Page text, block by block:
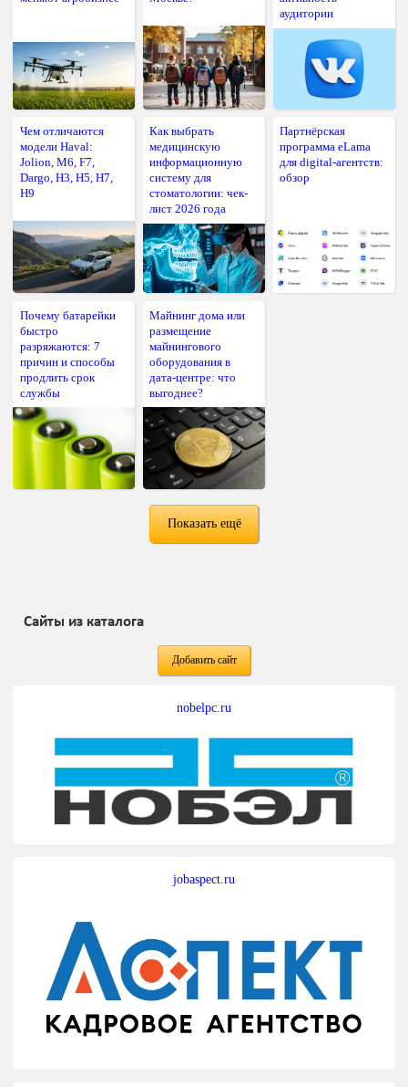
аудитории
Чем отличаются
модели Haval:
Jolion, M6, F7,
Dargo, H3, H5, H7,
H9
Как выбрать
медицинскую
информационную
систему для
стоматологии: чек-
лист 2026 года
Партнёрская
программа eLama
для digital-агентств:
обзор
Почему батарейки
быстро
разряжаются: 7
причин и способы
продлить срок
службы
Майнинг дома или
размещение
майнингового
оборудования в
дата-центре: что
выгоднее?
Показать ещё
Сайты из каталога
Добавить сайт
nobelpc.ru
jobaspect.ru